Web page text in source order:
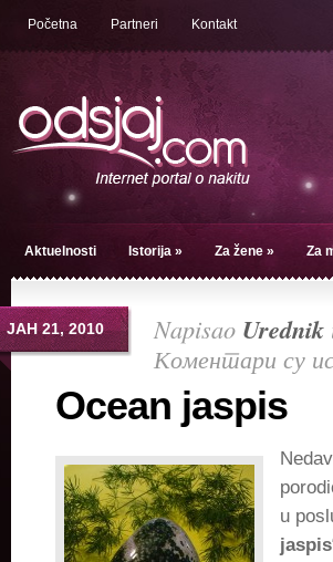
Početna Partneri Kontakt
Aktuelnosti Istorija » Za žene » Za
ЈАН 21, 2010 Napisao Urednik
Коментари су
Ocean jaspis
u
jaspis